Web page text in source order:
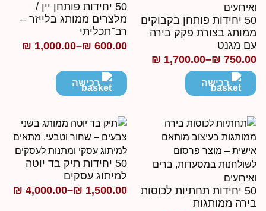
50 יחידות פותחן בקבוקים
בצורת פקק בירה
מגנט
₪
–
₪1,700.00
רכישה
50 יחידות פותחן יין /
מלצרים ממותג בלייזר –
רב־תכליתי
₪600.00
–
₪1,000.00
טווח
מחירים:
רכישה
50 יחידות תחתיות לכוסות
ממותגות
50 יחידות תיק בד יוטה
למיתוג עסקים
₪1,500.00
–
₪4,000.00
טווח